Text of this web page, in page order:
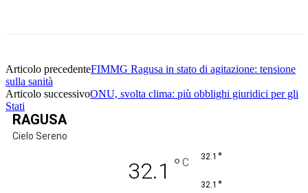
Articolo precedenteFIMMG Ragusa in stato di agitazione: tensione
sulla sanità
Articolo successivoONU, svolta clima: più obblighi giuridici per gli
Stati
RAGUSA
Cielo Sereno
32.1 ° C 32.1 °
32.1 °